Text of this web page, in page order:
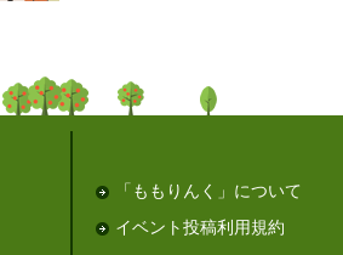
「ももりんく」について
イベント投稿利用規約